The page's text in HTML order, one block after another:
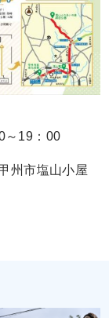
～19：00
州市塩山小屋